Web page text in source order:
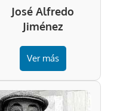
José Alfredo
Jiménez
Ver más